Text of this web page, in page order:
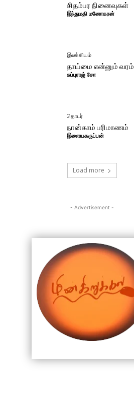
சிதம்பர நினைவுகள்
இந்துமதி மனோகரன்
இலக்கியம்
தாய்மை என்னும் வரம்
சுப்புராஜ் சோ
தொடர்
நான்காம் பரிமாணம்
இளையகருப்பன்
Load more
- Advertisement -